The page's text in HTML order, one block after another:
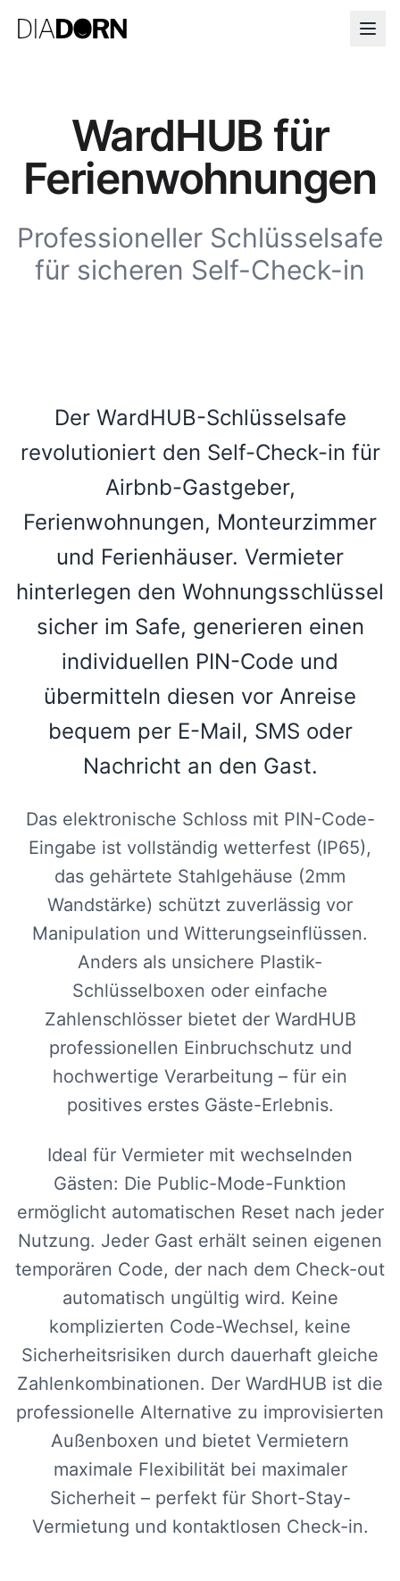
🇩🇪
WardHUB für
Ferienwohnungen
Professioneller Schlüsselsafe
für sicheren Self-Check-in
Der WardHUB-Schlüsselsafe
revolutioniert den Self-Check-in für
Airbnb-Gastgeber,
Ferienwohnungen, Monteurzimmer
und Ferienhäuser. Vermieter
hinterlegen den Wohnungsschlüssel
sicher im Safe, generieren einen
individuellen PIN-Code und
übermitteln diesen vor Anreise
bequem per E-Mail, SMS oder
Nachricht an den Gast.
Das elektronische Schloss mit PIN-Code-
Eingabe ist vollständig wetterfest (IP65),
das gehärtete Stahlgehäuse (2mm
Wandstärke) schützt zuverlässig vor
Manipulation und Witterungseinflüssen.
Anders als unsichere Plastik-
Schlüsselboxen oder einfache
Zahlenschlösser bietet der WardHUB
professionellen Einbruchschutz und
hochwertige Verarbeitung – für ein
positives erstes Gäste-Erlebnis.
Ideal für Vermieter mit wechselnden
Gästen: Die Public-Mode-Funktion
ermöglicht automatischen Reset nach jeder
Nutzung. Jeder Gast erhält seinen eigenen
temporären Code, der nach dem Check-out
automatisch ungültig wird. Keine
komplizierten Code-Wechsel, keine
Sicherheitsrisiken durch dauerhaft gleiche
Zahlenkombinationen. Der WardHUB ist die
professionelle Alternative zu improvisierten
Außenboxen und bietet Vermietern
maximale Flexibilität bei maximaler
Sicherheit – perfekt für Short-Stay-
Vermietung und kontaktlosen Check-in.